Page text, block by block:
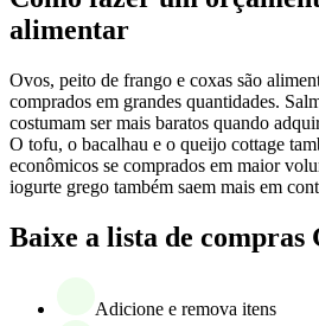
alimentar
Ovos, peito de frango e coxas são
comprados em grandes quantidades.
costumam ser mais baratos quando
O tofu, o bacalhau e o queijo cottage
econômicos se comprados em maior
iogurte grego também saem mais em
Baixe a lista de compras
Adicione e remova itens